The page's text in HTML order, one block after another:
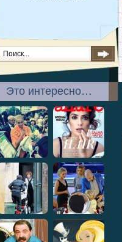
Это интересно…